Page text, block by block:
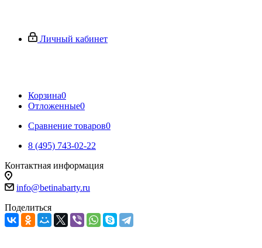
Личный кабинет
Корзина0
Отложенные0
Сравнение товаров0
8 (495) 743-02-22
Контактная информация
info@betinabarty.ru
Поделиться